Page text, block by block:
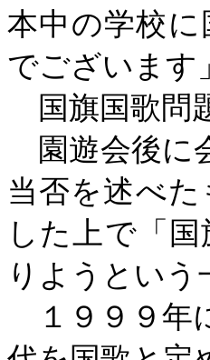
本中の学校
でございます
国旗国歌問
園遊会後に
当否を述べ
した上で「
りようとい
１９９９年